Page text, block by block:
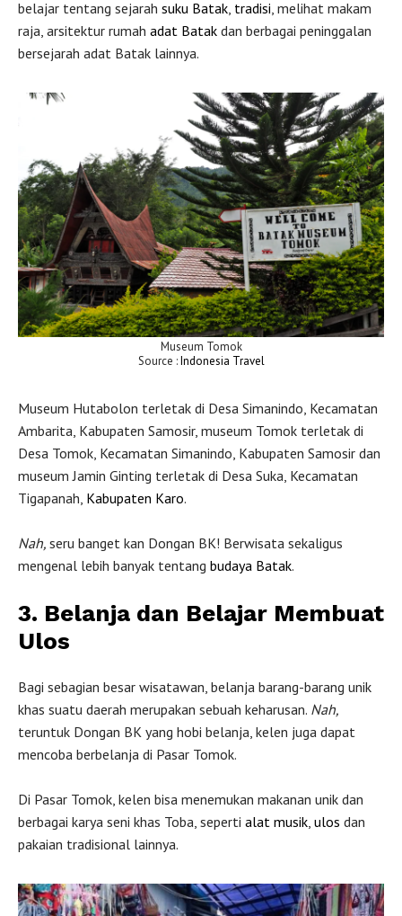
belajar tentang sejarah suku Batak, tradisi, melihat makam
raja, arsitektur rumah adat Batak dan berbagai peninggalan
bersejarah adat Batak lainnya.
Museum Tomok
Source :Indonesia Travel
Museum Hutabolon terletak di Desa Simanindo, Kecamatan
Ambarita, Kabupaten Samosir, museum Tomok terletak di
Desa Tomok, Kecamatan Simanindo, Kabupaten Samosir dan
museum Jamin Ginting terletak di Desa Suka, Kecamatan
Tigapanah, Kabupaten Karo.
Nah, seru banget kan Dongan BK! Berwisata sekaligus
mengenal lebih banyak tentang budaya Batak.
3. Belanja dan Belajar Membuat
Ulos
Bagi sebagian besar wisatawan, belanja barang-barang unik
khas suatu daerah merupakan sebuah keharusan. Nah,
teruntuk Dongan BK yang hobi belanja, kelen juga dapat
mencoba berbelanja di Pasar Tomok.
Di Pasar Tomok, kelen bisa menemukan makanan unik dan
berbagai karya seni khas Toba, seperti alat musik ulos dan
pakaian tradisional lainnya.